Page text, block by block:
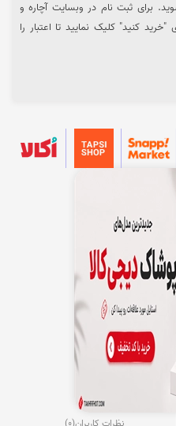
برای ثبت نام در وبسایت آچاره و
کنید" کلیک نمایید تا اعتبار را
نظرات کاربران(0)